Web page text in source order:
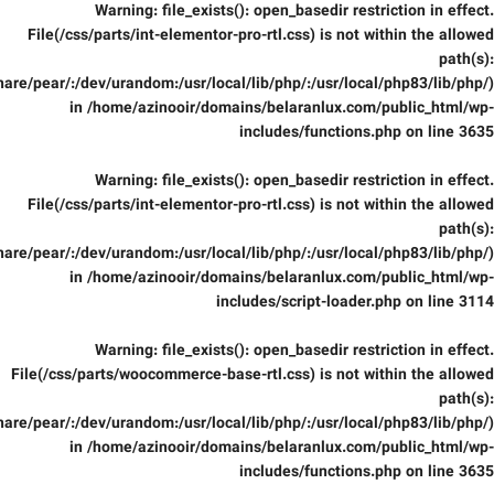
Warning: file_exists(): open_basedir restriction in effect.
File(/css/parts/int-elementor-pro-rtl.css) is not within the allowed
path(s):
pear/:/dev/urandom:/usr/local/lib/php/:/usr/local/php83/lib/php/)
in /home/azinooir/domains/belaranlux.com/public_html/wp-
includes/functions.php on line 3635
Warning: file_exists(): open_basedir restriction in effect.
File(/css/parts/int-elementor-pro-rtl.css) is not within the allowed
path(s):
pear/:/dev/urandom:/usr/local/lib/php/:/usr/local/php83/lib/php/)
in /home/azinooir/domains/belaranlux.com/public_html/wp-
includes/script-loader.php on line 3114
Warning: file_exists(): open_basedir restriction in effect.
File(/css/parts/woocommerce-base-rtl.css) is not within the allowed
path(s):
pear/:/dev/urandom:/usr/local/lib/php/:/usr/local/php83/lib/php/)
in /home/azinooir/domains/belaranlux.com/public_html/wp-
includes/functions.php on line 3635